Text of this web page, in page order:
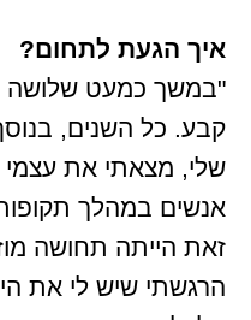
איך הגעת לתחום?
"במשך כמעט שלושה
קבע. כל השנים,
שלי, מצאתי את עצמי
אנשים במהלך
זאת הייתה תחושה
הרגשתי שיש לי את